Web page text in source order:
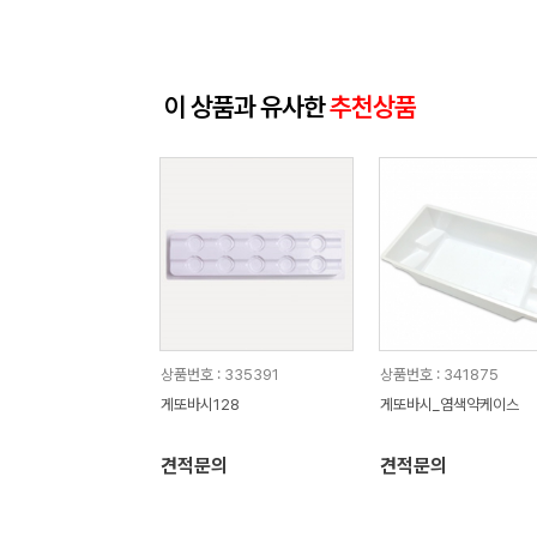
이 상품과 유사한추천상품
상품번호 : 335391
게또바시128
견적문의
상품번호 : 341875
게또바시_염색약케이스
견적문의